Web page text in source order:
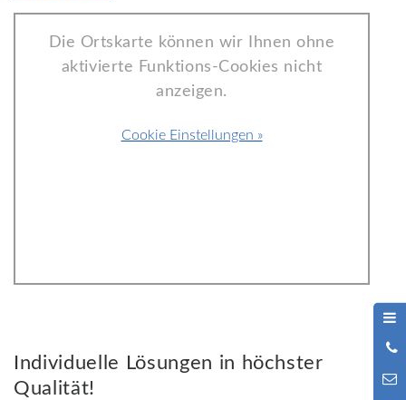
Die Ortskarte können wir Ihnen ohne
aktivierte Funktions-Cookies nicht
anzeigen.
Cookie Einstellungen »
Individuelle Lösungen in höchster
Qualität!